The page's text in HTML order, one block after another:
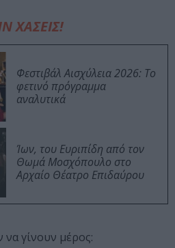
ΧΑΣΕΙΣ!
Φεστιβάλ Αισχύλεια 2026: Το
φετινό πρόγραμμα
αναλυτικά
Ίων, του Ευριπίδη από τον
Θωμά Μοσχόπουλο στο
Αρχαίο Θέατρο Επιδαύρου
να γίνουν μέρος: